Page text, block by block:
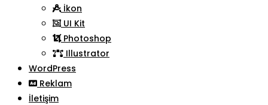
İkon
UI Kit
Photoshop
Illustrator
WordPress
Reklam
İletişim